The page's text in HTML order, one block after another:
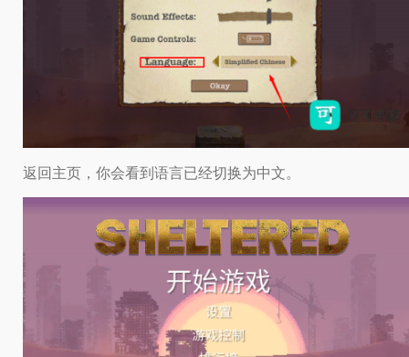
返回主页，你会看到语言已经切换为中文。